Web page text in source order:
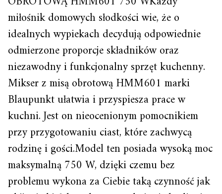
miłośnik domowych słodkości wie, że o
idealnych wypiekach decydują odpowiednie
odmierzone proporcje składników oraz
niezawodny i funkcjonalny sprzęt kuchenny.
Mikser z misą obrotową HMM601 marki
Blaupunkt ułatwia i przyspiesza prace w
kuchni. Jest on nieocenionym pomocnikiem
przy przygotowaniu ciast, które zachwycą
rodzinę i gości.Model ten posiada wysoką moc
maksymalną 750 W, dzięki czemu bez
problemu wykona za Ciebie taką czynność jak